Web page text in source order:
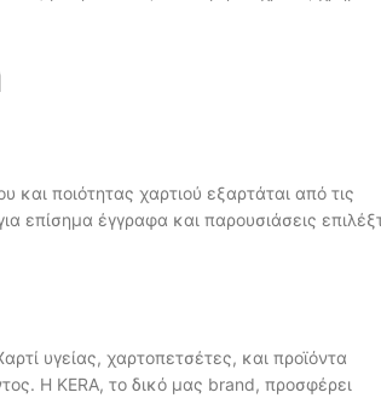
ποιότητας χαρτιού εξαρτάται από τις
επίσημα έγγραφα και παρουσιάσεις
υγείας, χαρτοπετσέτες, και προϊόντα
Η KERA, το δικό μας brand, προσφέρει